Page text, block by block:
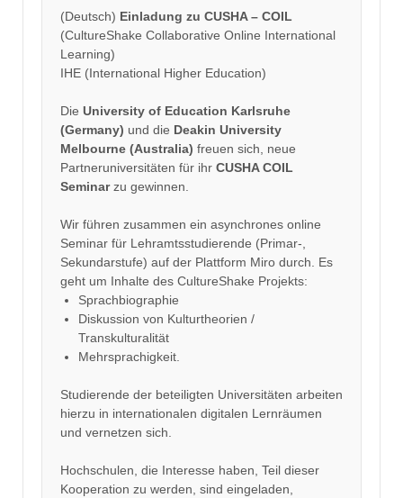
(Deutsch) Einladung zu CUSHA – COIL
(CultureShake Collaborative Online International
Learning)
IHE (International Higher Education)
Die University of Education Karlsruhe
(Germany) und die Deakin University
Melbourne (Australia) freuen sich, neue
Partneruniversitäten für ihr CUSHA COIL
Seminarzu gewinnen.
Wir führen zusammen ein asynchrones online
Seminar für Lehramtsstudierende (Primar-,
Sekundarstufe) auf der Plattform Miro durch. Es
geht um Inhalte des CultureShake Projekts:
Sprachbiographie
Diskussion von Kulturtheorien /
Transkulturalität
Mehrsprachigkeit.
Studierende der beteiligten Universitäten arbeiten
hierzu in internationalen digitalen Lernräumen
und vernetzen sich.
Hochschulen, die Interesse haben, Teil dieser
Kooperation zu werden, sind eingeladen,